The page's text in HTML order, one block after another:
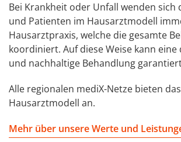
Bei Krankheit oder Unfall wenden sich
und Patienten im Hausarztmodell
Hausarztpraxis, welche die gesamte
koordiniert. Auf diese Weise kann
und nachhaltige Behandlung
Alle regionalen mediX-Netze bieten das
Hausarztmodell an.
Mehr über unsere Werte und